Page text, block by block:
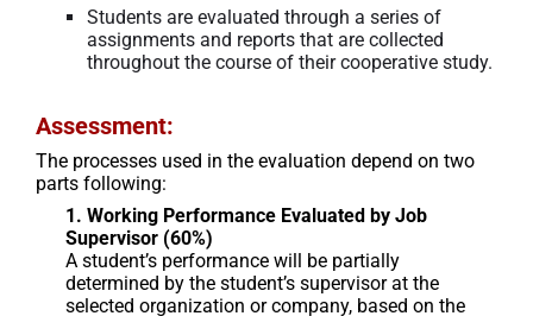
Students are evaluated through a series of
assignments and reports that are collected
throughout the course of their cooperative study.
Assessment:
The processes used in the evaluation depend on two
parts following:
1. Working Performance Evaluated by Job
Supervisor (60%)
A student’s performance will be partially
determined by the student’s supervisor at the
selected organization or company, based on the